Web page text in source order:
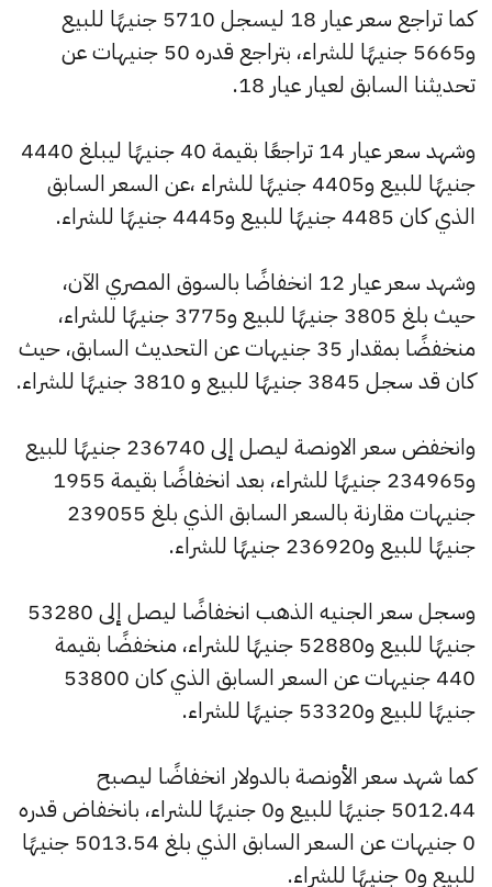
كما تراجع سعر عيار 18 ليسجل 5710 جنيهًا للبيع
و5665 جنيهًا للشراء، بتراجع قدره 50 جنيهات عن
تحديثنا السابق لعيار عيار 18.
وشهد سعر عيار 14 تراجعًا بقيمة 40 جنيهًا ليبلغ 4440
جنيهًا للبيع و4405 جنيهًا للشراء ،عن السعر السابق
الذي كان 4485 جنيهًا للبيع و4445 جنيهًا للشراء.
وشهد سعر عيار 12 انخفاضًا بالسوق المصري الآن،
حيث بلغ 3805 جنيهًا للبيع و3775 جنيهًا للشراء،
منخفضًا بمقدار 35 جنيهات عن التحديث السابق، حيث
كان قد سجل 3845 جنيهًا للبيع و 3810 جنيهًا للشراء.
وانخفض سعر الاونصة ليصل إلى 236740 جنيهًا للبيع
و234965 جنيهًا للشراء، بعد انخفاضًا بقيمة 1955
جنيهات مقارنة بالسعر السابق الذي بلغ 239055
جنيهًا للبيع و236920 جنيهًا للشراء.
وسجل سعر الجنيه الذهب انخفاضًا ليصل إلى 53280
جنيهًا للبيع و52880 جنيهًا للشراء، منخفضًا بقيمة
440 جنيهات عن السعر السابق الذي كان 53800
جنيهًا للبيع و53320 جنيهًا للشراء.
كما شهد سعر الأونصة بالدولار انخفاضًا ليصبح
5012.44 جنيهًا للبيع و0 جنيهًا للشراء، بانخفاض قدره
0 جنيهات عن السعر السابق الذي بلغ 5013.54 جنيهًا
للبيع و0 جنيهًا للشراء.